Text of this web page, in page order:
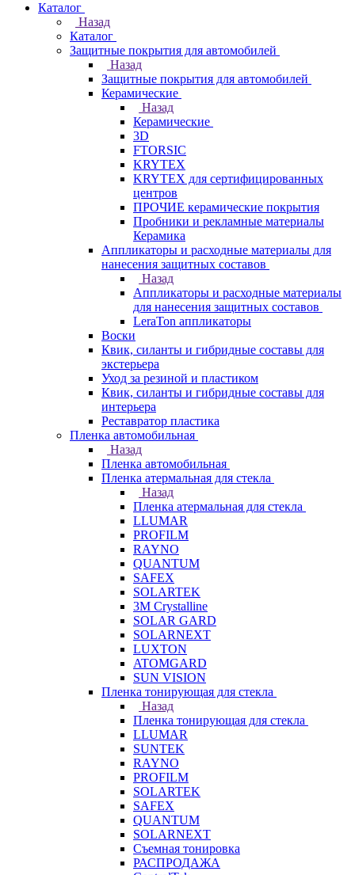
Каталог
Назад
Каталог
Защитные покрытия для автомобилей
Назад
Защитные покрытия для автомобилей
Керамические
Назад
Керамические
3D
FTORSIC
KRYTEX
KRYTEX для сертифицированных
центров
ПРОЧИЕ керамические покрытия
Пробники и рекламные материалы
Керамика
Аппликаторы и расходные материалы для
нанесения защитных составов
Назад
Аппликаторы и расходные материалы
для нанесения защитных составов
LeraTon аппликаторы
Воски
Квик, силанты и гибридные составы для
экстерьера
Уход за резиной и пластиком
Квик, силанты и гибридные составы для
интерьера
Реставратор пластика
Пленка автомобильная
Назад
Пленка автомобильная
Пленка атермальная для стекла
Назад
Пленка атермальная для стекла
LLUMAR
PROFILM
RAYNO
QUANTUM
SAFEX
SOLARTEK
3M Crystalline
SOLAR GARD
SOLARNEXT
LUXTON
ATOMGARD
SUN VISION
Пленка тонирующая для стекла
Назад
Пленка тонирующая для стекла
LLUMAR
SUNTEK
RAYNO
PROFILM
SOLARTEK
SAFEX
QUANTUM
SOLARNEXT
Съемная тонировка
РАСПРОДАЖА